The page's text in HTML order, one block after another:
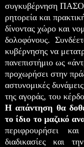
συγκυβέρνηση
ρητορεία και
δίνοντας χώρο και
δολοφόνους.
κυβέρνησης να
πανεπιστήμιο ως
προχωρήσει στην
αστυνομικές
της αγοράς, του
Η απάντηση θα
το ίδιο το μαζικό
περιφρουρήσει
διαδικασίες και